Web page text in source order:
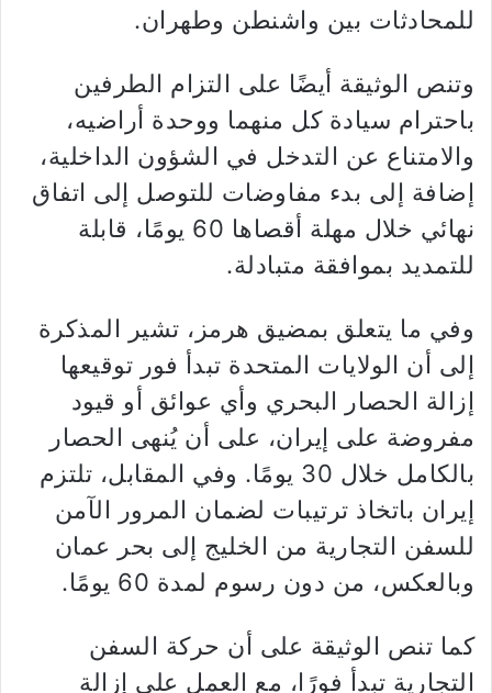
للمحادثات بين واشنطن وطهران.
وتنص الوثيقة أيضًا على التزام الطرفين
باحترام سيادة كل منهما ووحدة أراضيه،
والامتناع عن التدخل في الشؤون الداخلية،
إضافة إلى بدء مفاوضات للتوصل إلى اتفاق
نهائي خلال مهلة أقصاها 60 يومًا، قابلة
للتمديد بموافقة متبادلة.
وفي ما يتعلق بمضيق هرمز، تشير المذكرة
إلى أن الولايات المتحدة تبدأ فور توقيعها
إزالة الحصار البحري وأي عوائق أو قيود
مفروضة على إيران، على أن يُنهى الحصار
بالكامل خلال 30 يومًا. وفي المقابل، تلتزم
إيران باتخاذ ترتيبات لضمان المرور الآمن
للسفن التجارية من الخليج إلى بحر عمان
وبالعكس، من دون رسوم لمدة 60 يومًا.
كما تنص الوثيقة على أن حركة السفن
التجارية تبدأ فورًا، مع العمل على إزالة